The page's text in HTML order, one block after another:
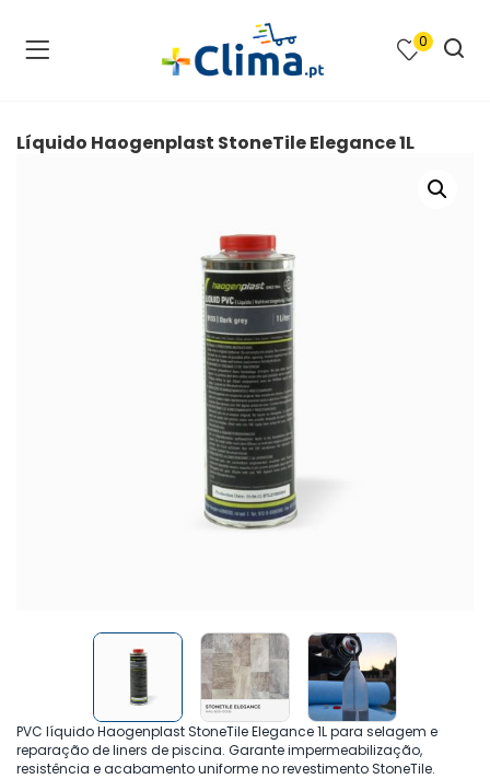
0
Líquido Haogenplast StoneTile Elegance 1L
PVC líquido Haogenplast StoneTile Elegance 1L para selagem e
reparação de liners de piscina. Garante impermeabilização,
resistência e acabamento uniforme no revestimento StoneTile.